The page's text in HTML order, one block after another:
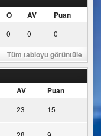
O AV Puan
0 0 0
Tüm tabloyu görüntüle
AV Puan
23 15